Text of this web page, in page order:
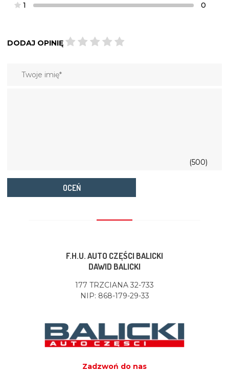
1 0
DODAJ OPINIĘ
(500)
OCEŃ
F.H.U. AUTO CZĘŚCI BALICKI
DAWID BALICKI
177 TRZCIANA 32-733
NIP: 868-179-29-33
Zadzwoń do nas